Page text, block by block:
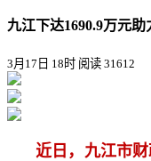
九江下达1690.9万元
3月17日 18时 阅读 31612
近日，九江市